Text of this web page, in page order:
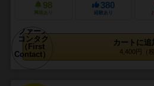
98
興味あり
380
経験あり
カートに追
4,400円（税